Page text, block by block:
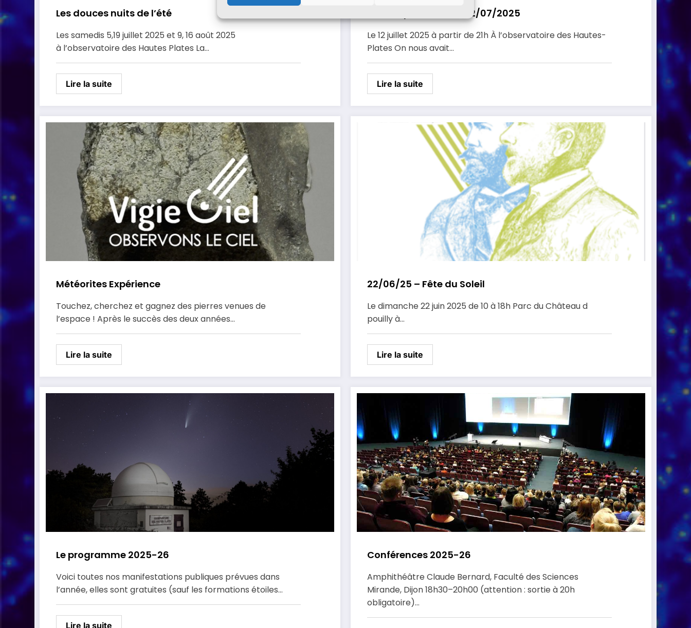
Les douces nuits de l’été
Les samedis 5,19 juillet 2025 et 9, 16 août 2025
à l’observatoire des Hautes Plates La…
Lire la suite
Sous la pleine Lune – 12/07/2025
Le 12 juillet 2025 à partir de 21h À l’observatoire des Hautes-
Plates On nous avait…
Lire la suite
Météorites Expérience
Touchez, cherchez et gagnez des pierres venues de
l’espace ! Après le succès des deux années…
Lire la suite
22/06/25 – Fête du Soleil
Le dimanche 22 juin 2025 de 10 à 18h Parc du Château d
pouilly à…
Lire la suite
Le programme 2025-26
Voici toutes nos manifestations publiques prévues dans
l’année, elles sont gratuites (sauf les formations étoiles…
Lire la suite
Conférences 2025-26
Amphithéâtre Claude Bernard, Faculté des Sciences
Mirande, Dijon 18h30–20h00 (attention : sortie à 20h
obligatoire)…